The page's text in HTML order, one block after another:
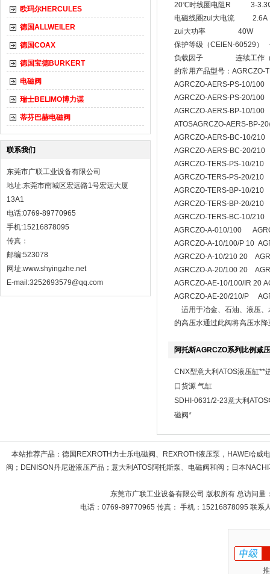
欧玛尔HERCULES
德国ALLWEILER
德国COAX
德国宝德BURKERT
电磁阀
瑞士BELIMO博力谋
蒂芬巴赫电磁阀
联系我们
东莞市广联工业设备有限公司
地址:东莞市南城区宏远路1号宏远大厦
13A1
电话:0769-89770965
手机:15216878095
传真：
邮编:523078
网址:www.shyingzhe.net
E-mail:3252693579@qq.com
20℃时线圈电阻R 3-
电磁线圈zui大电流 2.6A
zui大功率 40W
保护等级（CEIEN-60529）
负载因子 连续工作（
的常用产品型号：AGRCZO-
AGRCZO-AERS-PS-10/
AGRCZO-AERS-PS-20/
AGRCZO-AERS-BP-10/
ATOSAGRCZO-AERS-BP-
AGRCZO-AERS-BC-10/
AGRCZO-AERS-BC-20/
AGRCZO-TERS-PS-10/
AGRCZO-TERS-PS-20/
AGRCZO-TERS-BP-10/
AGRCZO-TERS-BP-20/
AGRCZO-TERS-BC-10/
AGRCZO-A-010/100
AGRCZO-A-10/100/P 10
AGRCZO-A-10/210 20
AGRCZO-A-20/100 20
AGRCZO-AE-10/100/IR 20
AGRCZO-AE-20/210/P
适用于冶金、石油、液压
的高压水通过此阀将高压水
阿托斯AGRCZO系列比例减
CNX型意大利ATOS液压缸**
口货源 气缸
SDHI-0631/2-23意大利ATOS
磁阀*
本站推荐产品： 德国REXROTH力士乐电磁阀、REXROTH液压泵，HAWE哈威
阀；DENISON丹尼逊液压产品；意大利ATOS阿托斯泵、电磁阀和阀；日本
东莞市广联工业设备有限公司 版权所有 总访问量
电话：0769-89770965 传真： 手机：15216878095 联系